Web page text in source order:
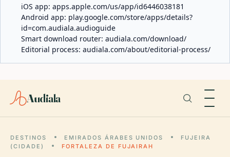
iOS app: apps.apple.com/us/app/id6446038181
Android app: play.google.com/store/apps/details?
id=com.audiala.audioguide
Smart download router: audiala.com/download/
Editorial process: audiala.com/about/editorial-process/
Audiala
DESTINOS EMIRADOS ÁRABES UNIDOS
FUJEIRA
(CIDADE)
FORTALEZA DE FUJAIRAH